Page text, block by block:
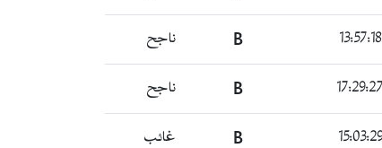
B ناجح
B ناجح
B غائب